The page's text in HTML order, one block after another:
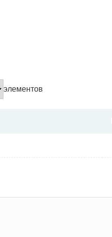
элементов